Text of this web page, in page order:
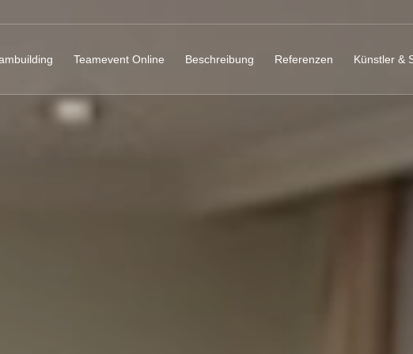
Teamevent Online Beschreibung Referenzen Künstler &